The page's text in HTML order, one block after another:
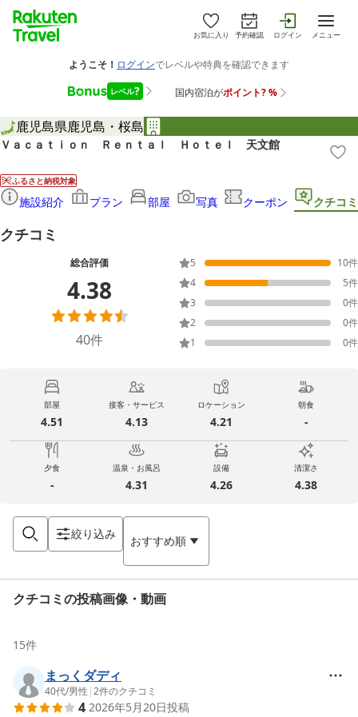
お気に入り 予約確認 ログイン メニュー
鹿児島県鹿児島・桜島
Ｖａｃａｔｉｏｎ Ｒｅｎｔａｌ Ｈｏｔｅｌ 天文館
ふるさと納税対象
施設紹介 プラン 部屋 写真 クーポン クチコミ
クチコミ
総合評価
4.38
40件
5 10件
4
5件
3
0件
2
0件
1
0件
部屋
4.51
接客・サービス
4.13
ロケーション
4.21
朝食
-
夕食
-
温泉・お風呂
4.31
設備
4.26
清潔さ
4.38
絞り込み おすすめ順
クチコミの投稿画像・動画
15件
まっくダディ
40代/男性 |2件のクチコミ
4 2026年5月20日投稿